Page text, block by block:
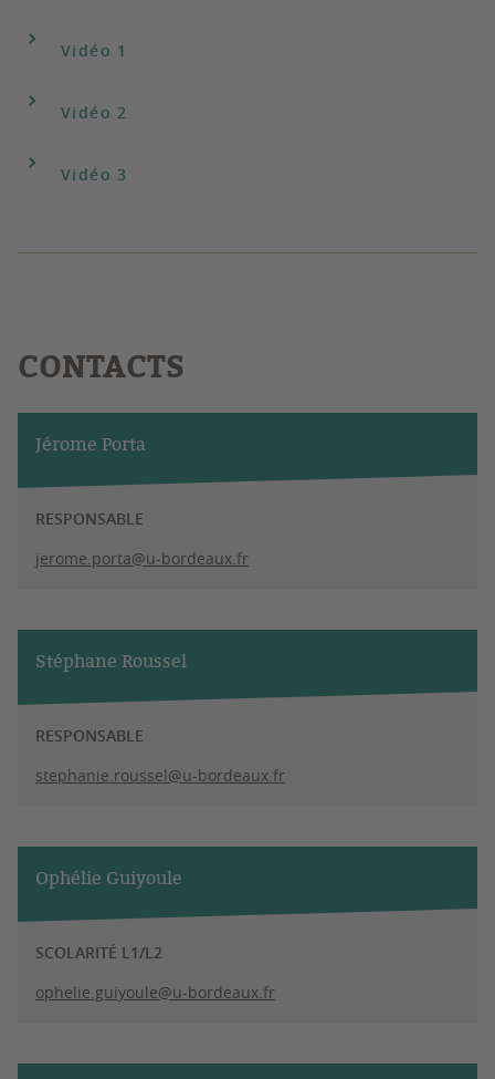
Vidéo 1
Vidéo 2
Vidéo 3
CONTACTS
Jérome Porta
RESPONSABLE
jerome.porta@u-bordeaux.fr
Stéphane Roussel
RESPONSABLE
stephanie.roussel@u-bordeaux.fr
Ophélie Guiyoule
SCOLARITÉ L1/L2
ophelie.guiyoule@u-bordeaux.fr